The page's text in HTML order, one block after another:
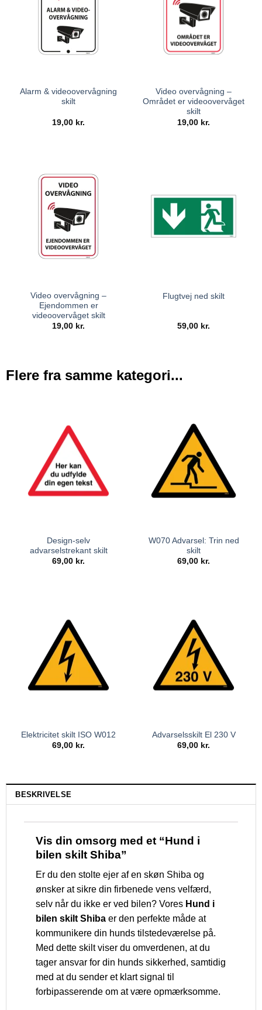
Alarm & videoovervågning
skilt
19,00 kr.
Video overvågning –
Området er videoovervåget
skilt
19,00 kr.
Video overvågning –
Ejendommen er
videoovervåget skilt
19,00 kr.
Flugtvej ned skilt
59,00 kr.
Flere fra samme kategori...
Design-selv
advarselstrekant skilt
69,00 kr.
W070 Advarsel: Trin ned
skilt
69,00 kr.
Elektricitet skilt ISO W012
69,00 kr.
Advarselsskilt El 230 V
69,00 kr.
BESKRIVELSE
Vis din omsorg med et “Hund i
bilen skilt Shiba”
Er du den stolte ejer af en skøn Shiba og
ønsker at sikre din firbenede vens velfærd,
selv når du ikke er ved bilen? Vores Hund i
bilen skilt Shiba er den perfekte måde at
kommunikere din hunds tilstedeværelse på.
Med dette skilt viser du omverdenen, at du
tager ansvar for din hunds sikkerhed, samtidig
med at du sender et klart signal til
forbipasserende om at være opmærksomme.